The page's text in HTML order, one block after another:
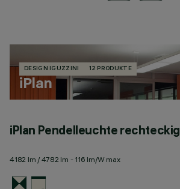
DESIGN IGUZZINI 12 PRODUKTE
iPlan
iPlan Pendelleuchte rechteckig
4182 lm / 4782 lm - 116 lm/W max